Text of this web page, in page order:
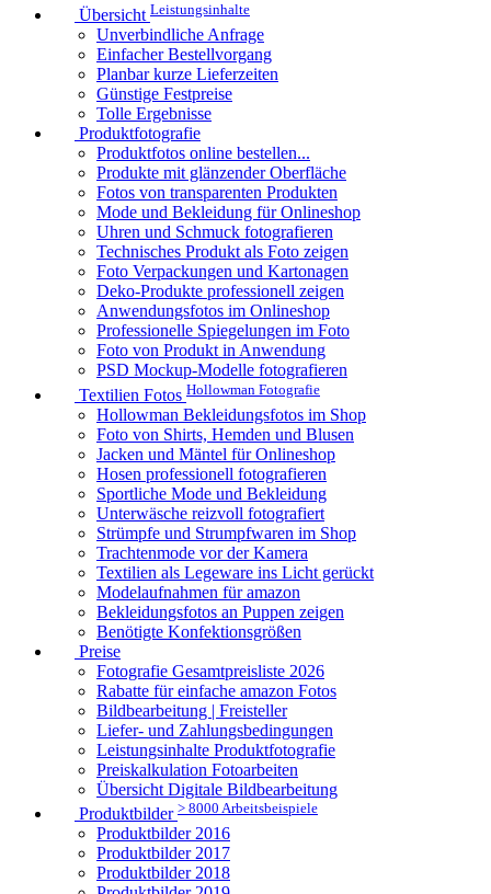
Übersicht Leistungsinhalte
Unverbindliche Anfrage
Einfacher Bestellvorgang
Planbar kurze Lieferzeiten
Günstige Festpreise
Tolle Ergebnisse
Produktfotografie
Produktfotos online bestellen...
Produkte mit glänzender Oberfläche
Fotos von transparenten Produkten
Mode und Bekleidung für Onlineshop
Uhren und Schmuck fotografieren
Technisches Produkt als Foto zeigen
Foto Verpackungen und Kartonagen
Deko-Produkte professionell zeigen
Anwendungsfotos im Onlineshop
Professionelle Spiegelungen im Foto
Foto von Produkt in Anwendung
PSD Mockup-Modelle fotografieren
Textilien Fotos Hollowman Fotografie
Hollowman Bekleidungsfotos im Shop
Foto von Shirts, Hemden und Blusen
Jacken und Mäntel für Onlineshop
Hosen professionell fotografieren
Sportliche Mode und Bekleidung
Unterwäsche reizvoll fotografiert
Strümpfe und Strumpfwaren im Shop
Trachtenmode vor der Kamera
Textilien als Legeware ins Licht gerückt
Modelaufnahmen für amazon
Bekleidungsfotos an Puppen zeigen
Benötigte Konfektionsgrößen
Preise
Fotografie Gesamtpreisliste 2026
Rabatte für einfache amazon Fotos
Bildbearbeitung | Freisteller
Liefer- und Zahlungsbedingungen
Leistungsinhalte Produktfotografie
Preiskalkulation Fotoarbeiten
Übersicht Digitale Bildbearbeitung
Produktbilder > 8000 Arbeitsbeispiele
Produktbilder 2016
Produktbilder 2017
Produktbilder 2018